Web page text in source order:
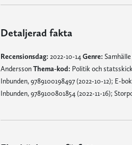
Detaljerad fakta
Recensionsdag: 2022-10-14 Genre:
AnderssonThema-kod: Politik och
Inbunden, 9789100198497 (2022-10-12); E-
Inbunden, 9789100801854 (2022-11-16);